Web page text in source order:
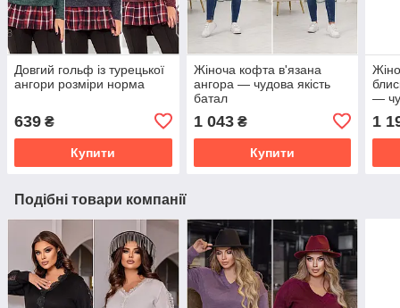
Довгий гольф із турецької
ангори розміри норма
639 ₴
Купити
Жіноча кофта в'язана
ангора — чудова якість
батал
1 043₴
Купити
—
1
Подібні товари компанії